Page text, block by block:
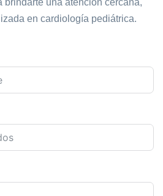
brindarte una atención cercana,
en cardiología pediátrica.